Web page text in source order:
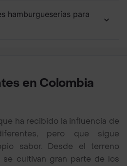
hamburgueserías para
en Colombia
ha recibido la influencia de
pero que sigue
sabor. Desde el terreno
se cultivan gran parte de los